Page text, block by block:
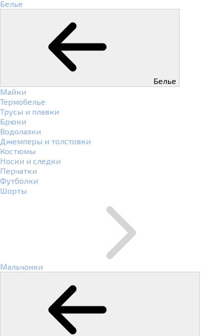
Белье
Белье
Майки
Термобелье
Трусы и плавки
Брюки
Водолазки
Джемперы и толстовки
Костюмы
Носки и следки
Перчатки
Футболки
Шорты
Мальчонки